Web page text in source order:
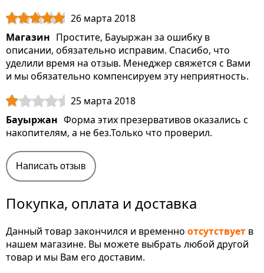
26 марта 2018
Магазин Простите, Бауыржан за ошибку в
описании, обязательно исправим. Спасибо, что
уделили время на отзыв. Менеджер свяжется с Вами
и мы обязательно компенсируем эту неприятность.
25 марта 2018
Бауыржан Форма этих презервативов оказались с
накопителям, а не без.Только что проверил.
Написать отзыв
Покупка, оплата и доставка
Данный товар закончился и временно отсутствует в
нашем магазине. Вы можете выбрать любой другой
товар и мы Вам его доставим.